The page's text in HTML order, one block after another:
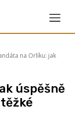
na Orlíku: jak
úspěšně